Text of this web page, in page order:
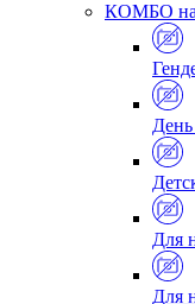
КОМБО
Для
Для